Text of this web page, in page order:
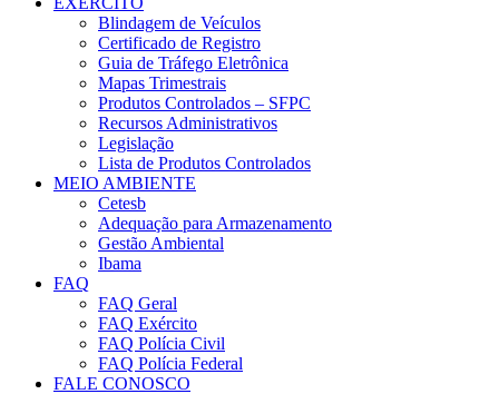
Blindagem de Veículos
Certificado de Registro
Guia de Tráfego Eletrônica
Mapas Trimestrais
Produtos Controlados – SFPC
Recursos Administrativos
Legislação
Lista de Produtos Controlados
MEIO AMBIENTE
Cetesb
Adequação para Armazenamento
Gestão Ambiental
Ibama
FAQ
FAQ Geral
FAQ Exército
FAQ Polícia Civil
FAQ Polícia Federal
FALE CONOSCO